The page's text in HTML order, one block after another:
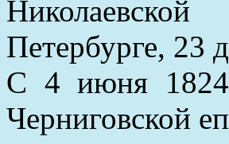
Петербурге, 23
С 4 июня 1824
Черниговской